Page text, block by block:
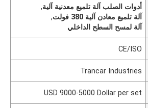
أدوات الصلب آلة تلميع معدنية آلية,
آلة تلميع معادن آلية 380 فولت
,
آلة لمسح السطح الداخلي
CE/ISO
Trancar Industries
USD 9000-5000 Dollar per set